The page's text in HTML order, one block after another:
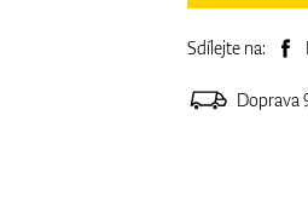
Sdílejte na:
Doprava